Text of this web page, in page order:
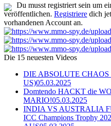
Du musst registriert sein um
veröffentlichen. Registriere dich
vorhandenen Account an.
Die 15 neuesten Videos
DIE ABSOLUTE
US)05.03.2025
Domtendo HACKT die
MARIO!05.03.2025
INDIA VS AUSTRALIA
ICC Champions Trophy